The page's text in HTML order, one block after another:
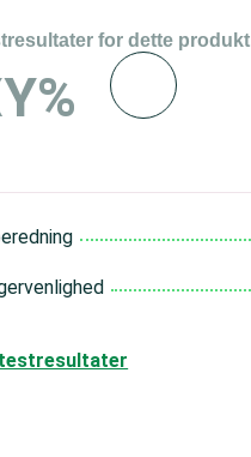
for dette produkt